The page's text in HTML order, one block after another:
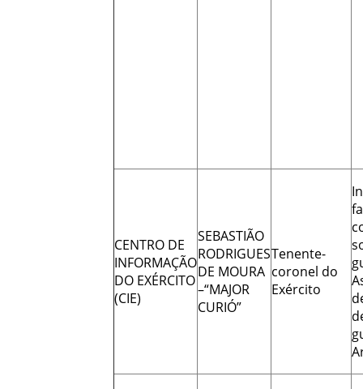
CENTRO DE
INFORMAÇÃO
DO EXÉRCITO
(CIE)
SEBASTIÃO
RODRIGUES
DE MOURA
–“MAJOR
CURIÓ”
Tenente-
coronel do
Exército